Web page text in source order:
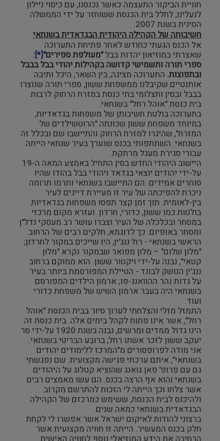
חוויית הביקור התעצמה כאשר נכנסנו, עם כיסוי ניילון
לנעלינו, לחלל בית הכנסת ששוחזר על ידי הממשלה
הסינית בשנת 2007.
חשיבותה של הקהילה היהודית הבגדאדית בשנחאי
אל הכנס הגעתי כחודש לאחר פתיחת התערוכה
שאצרתי במוזיאון יהדות בבל"מעולפת ספירים"[*]
:
ספרי תורה ותשמישי קדושה בקהילות יהודי בבל בבבל
ובתפוצות. התערוכה מציגה, בין השאר, היכל ותיבה
אותנטיים שקיבלנו ממשפחת ששון, ספרי תורה שנוצרו
בבבל ובסין ותצלומי בתי כנסת במזרח הרחוק לרבות
בית כנסת "אוהל רחל" בשנחאי.
בתערוכה בולטת חשיבותן של משפחות בגדאדיות,
במיוחד משפחת ששון שכונתה "הרוטשילדים של
המזרח", שהיגרו למזרח הרחוק והתיישבו שם ובכלל זה
בשנחאי. השתתפותי בכנס שנערך בעיר שנחאי הייתה
עבורי סגירת מעגל מרתקת.
היישוב היהודי החדש בסין התחיל באמצע המאה ה-19
על-ידי יהודים יוצאי בגדאד ויהודי בבל בהודו שהיו
סוחרים אמידים. הם התיישבו בשנחאי ותרמו תרומה
ניכרת להפיכתה של עיר זו מעיירת דייגים לעיר
בין-לאומית. תוך זמן קצר תפסו משפחות בגדאדיות
בולטות כמו ששון, כדורי, חרדון ועזרא מקום מרכזי
במסחר ובכלכלה של העיר וצברו עושר רב מעסקי נדל"ן
ומסחר באופיום. כך לדוגמא, חלקים רבים של הרחוב
הראשי בשנחאי - רח' ננג'ין, היו שייכים במקור לחרדון;
"מלון שלום" – מלון מפואר שבמקור נקרא "מלון
קטאי", נבנה על-ידי ויקטור ששון. הוא ממוקם ברחוב
ננג'ין הנושק לבונד - הטיילת המפורסמת ביותר בעיר
על גדות נהר ההוואנג-פו; ארמון הילדים המפורסם
בשנחאי היה בעבר ארמון השיש של משפחת כדורי
ועוד.
התמזל מזלי והצלחתי לערוך סיור בבית הכנסת "אוהל
רחל", אשר אינו פתוח לקהל בימים אלה. בית כנסת זה
הינו גדול ממדים ומרשים, נבנה בשנת 1920 על-ידי סר
יעקב ששון לזכר אשתו רחל, ברובע הבריטי בשנחאי.
אני מודה לפרופסורים מ"המרכז ללימודים יהודים
בשנחאי", איתם ערכתי פגישה מקצועית. שם נפגשתי
גם עם פרופ' פאן גואנג שהוציא קטלוג על היהודים
בשנחאי והוא אף הרצה בכנס. הם עשו מאמצים רבים
אשר צלחו וכך הייתה לי הזכות להתרשם מקרוב
ולהיכנס לבית הכנסת, ששימש כמרכזם של הקהילה
הבגדאדית בשנחאי כמאה שנים.
ברצוני להודות לאיקום ישראל אשר אפשרו לי לקחת
חלק בכנס המעשיר. הייתה זו חוויה מקצועית אשר